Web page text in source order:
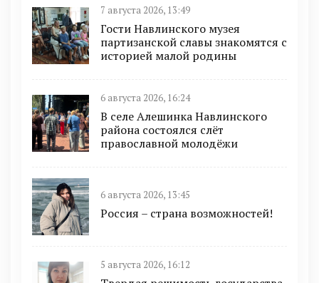
7 августа 2026, 13:49
Гости Навлинского музея
партизанской славы знакомятся с
историей малой родины
6 августа 2026, 16:24
В селе Алешинка Навлинского
района состоялся слёт
православной молодёжи
6 августа 2026, 13:45
Россия – страна возможностей!
5 августа 2026, 16:12